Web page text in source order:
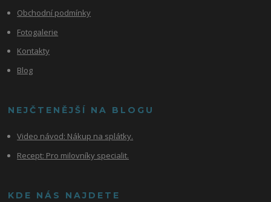
Obchodní podmínky
Fotogalerie
Kontakty
Blog
NEJČTENĚJŠÍ NA BLOGU
Video návod: Nákup na splátky.
Recept: Pro milovníky specialit.
KDE NÁS NAJDETE